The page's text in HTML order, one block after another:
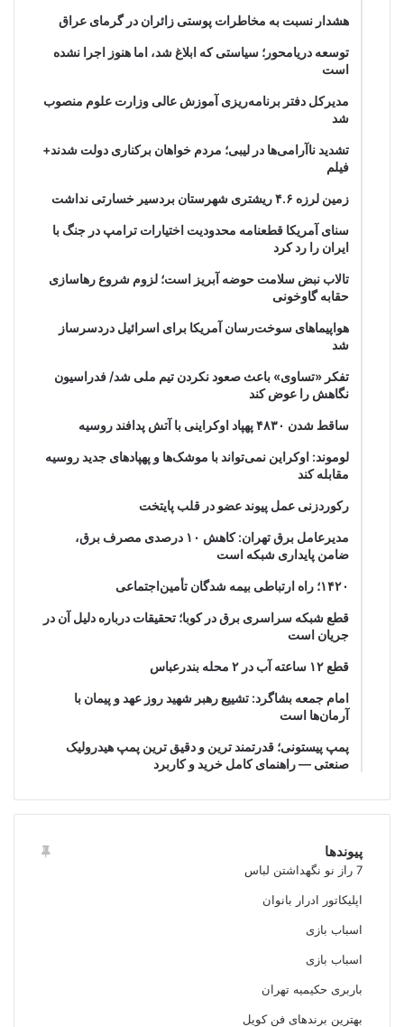
هشدار نسبت به مخاطرات پوستی زائران در گرمای عراق
توسعه دریامحور؛ سیاستی که ابلاغ شد، اما هنوز اجرا نشده
است
مدیرکل دفتر برنامه‌ریزی آموزش عالی وزارت علوم منصوب
شد
تشدید ناآرامی‌ها در لیبی؛ مردم خواهان برکناری دولت شدند+
فیلم
زمین لرزه ۴.۶ ریشتری شهرستان بردسیر خسارتی نداشت
سنای آمریکا قطعنامه محدودیت اختیارات ترامپ در جنگ با
ایران را رد کرد
تالاب نبض سلامت حوضه آبریز است؛ لزوم شروع رهاسازی
حقابه گاوخونی
هواپیماهای سوخت‌رسان آمریکا برای اسرائیل دردسرساز
شد
تفکر «تساوی» باعث صعود نکردن تیم ملی شد/ فدراسیون
نگاهش را عوض کند
ساقط شدن ۴۸۳۰ پهپاد اوکراینی با آتش پدافند روسیه
لوموند: اوکراین نمی‌تواند با موشک‌ها و پهپادهای جدید روسیه
مقابله کند
رکوردزنی عمل پیوند عضو در قلب پایتخت
مدیرعامل برق تهران: کاهش ۱۰ درصدی مصرف برق،
ضامن پایداری شبکه است
۱۴۲۰؛ راه ارتباطی بیمه شدگان تأمین‌اجتماعی
قطع شبکه سراسری برق در کوبا؛ تحقیقات درباره دلیل آن در
جریان است
قطع ۱۲ ساعته آب در ۲ محله بندرعباس
امام جمعه بشاگرد: تشییع رهبر شهید روز عهد و پیمان با
آرمان‌ها است
پمپ پیستونی؛ قدرتمند ترین و دقیق‌ ترین پمپ هیدرولیک
صنعتی — راهنمای کامل خرید و کاربرد
پیوندها
7 راز نو نگهداشتن لباس
اپلیکاتور ادرار بانوان
اسباب بازی
اسباب بازی
باربری حکیمیه تهران
بهترین برندهای فن کویل